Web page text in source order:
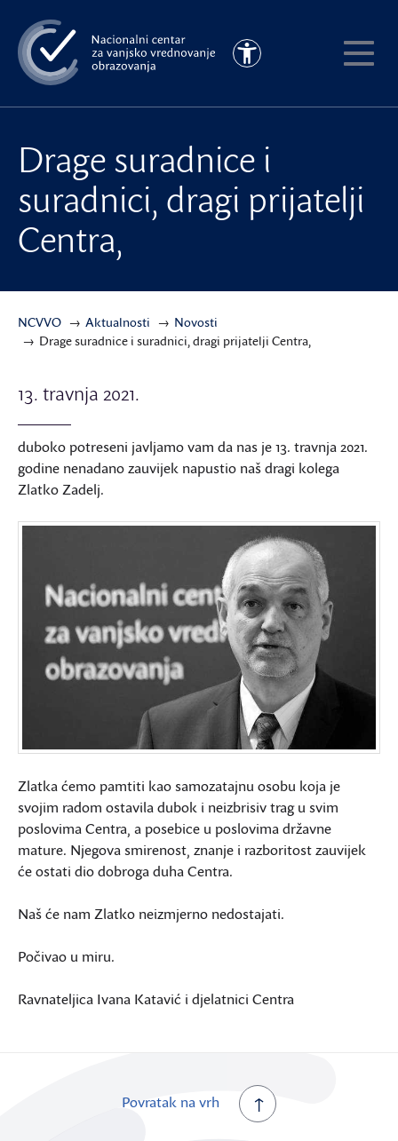
na
glavni
sadržaj
Pristupačnost
Drage suradnice i
suradnici, dragi prijatelji
Centra,
NCVVO Aktualnosti
Novosti
Drage suradnice i suradnici, dragi prijatelji Centra,
13. travnja 2021.
duboko potreseni javljamo vam da nas je 13. travnja 2021.
godine nenadano zauvijek napustio naš dragi kolega
Zlatko Zadelj.
Zlatka ćemo pamtiti kao samozatajnu osobu koja je
svojim radom ostavila dubok i neizbrisiv trag u svim
poslovima Centra, a posebice u poslovima državne
mature. Njegova smirenost, znanje i razboritost zauvijek
će ostati dio dobroga duha Centra.
Naš će nam Zlatko neizmjerno nedostajati.
Počivao u miru.
Ravnateljica Ivana Katavić i djelatnici Centra
Povratak na vrh